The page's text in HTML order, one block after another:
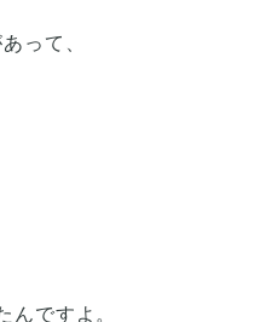
って、
んですよ。